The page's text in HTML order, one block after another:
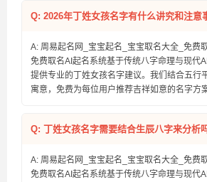
Q: 2026年丁姓女孩名字有什么讲究和注意
A: 周易起名网_宝宝起名_宝宝取名大全_免费
免费取名AI起名系统基于传统八字命理与现代
提供专业的丁姓女孩名字建议。我们结合五行
寓意，免费为每位用户推荐吉祥如意的名字方案
Q: 丁姓女孩名字需要结合生辰八字来分析
A: 周易起名网_宝宝起名_宝宝取名大全_免费
免费取名AI起名系统基于传统八字命理与现代